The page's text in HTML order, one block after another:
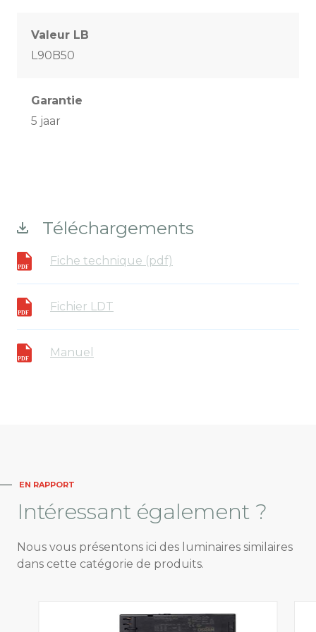
Valeur LB
L90B50
Garantie
5 jaar
Téléchargements
Fiche technique (pdf)
Fichier LDT
Manuel
EN RAPPORT
Intéressant également ?
Nous vous présentons ici des luminaires similaires
dans cette catégorie de produits.